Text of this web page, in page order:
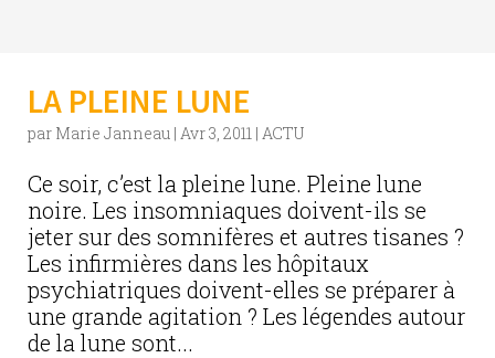
LA PLEINE LUNE
par Marie Janneau | Avr 3, 2011 | ACTU
Ce soir, c’est la pleine lune. Pleine lune
noire. Les insomniaques doivent-ils se
jeter sur des somnifères et autres tisanes ?
Les infirmières dans les hôpitaux
psychiatriques doivent-elles se préparer à
une grande agitation ? Les légendes autour
de la lune sont...